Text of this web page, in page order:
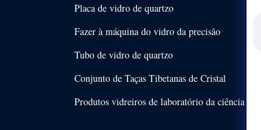
Placa de vidro de quartzo
Fazer à máquina do vidro da precisão
Tubo de vidro de quartzo
Conjunto de Taças Tibetanas de Cristal
Produtos vidreiros de laboratório da ciência